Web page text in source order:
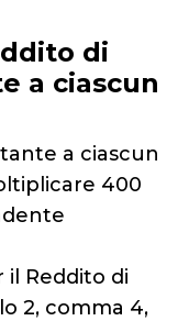
di
a ciascun
a ciascun
400
il Reddito di
2, comma 4,